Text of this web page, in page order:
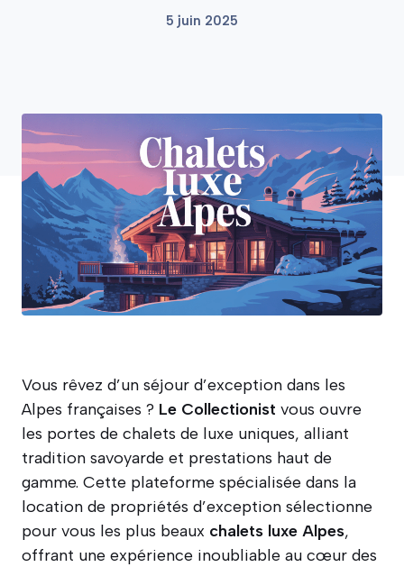
5 juin 2025
Vous rêvez d’un séjour d’exception dans les
Alpes françaises ? Le Collectionist vous ouvre
les portes de chalets de luxe uniques, alliant
tradition savoyarde et prestations haut de
gamme. Cette plateforme spécialisée dans la
location de propriétés d’exception sélectionne
pour vous les plus beaux chalets luxe Alpes,
offrant une expérience inoubliable au cœur des